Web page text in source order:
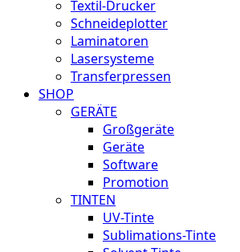
Textil-Drucker
Schneideplotter
Laminatoren
Lasersysteme
Transferpressen
SHOP
GERÄTE
Großgeräte
Geräte
Software
Promotion
TINTEN
UV-Tinte
Sublimations-Tinte